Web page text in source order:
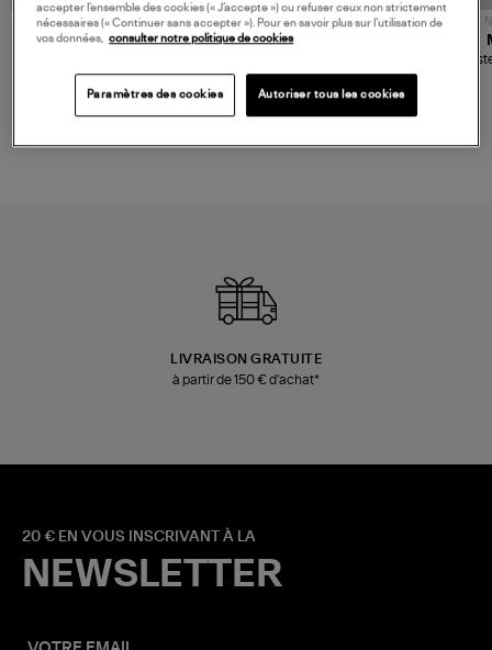
480,00 €
JEROME DREYFUSS
Champagne
NOUVELLE COLLECTION
189,00 €
Mousse
LIVRAISON GRATUITE
à partir de 150 € d'achat*
20 € EN VOUS INSCRIVANT À LA
NEWSLETTER
accepter l’ensemble des cookies (« J’accepte ») ou refuser ceux non strictement
nécessaires (« Continuer sans accepter »). Pour en savoir plus sur l’utilisation de
vos données, consulter notre politique de cookies
Paramètres des cookies Autoriser tous les cookies